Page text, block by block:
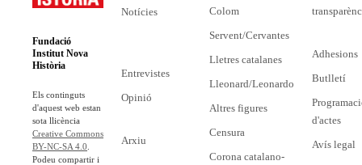
Fundació
Institut Nova
Història
Els continguts
d'aquest web estan
sota llicència
Creative Commons
BY-NC-SA 4.0
Podeu compartir i
Notícies
Entrevistes
Opinió
Arxiu
Colom
Servent/Cervantes
Lletres catalanes
Lleonard/Leonardo
Altres figures
Censura
Corona catalano-
Adhesions
Butlletí
d'actes
Avís legal